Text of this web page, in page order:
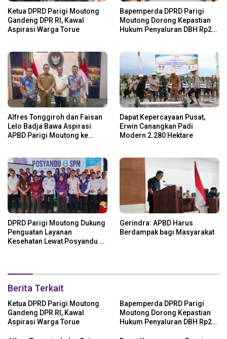
Ketua DPRD Parigi Moutong
Gandeng DPR RI, Kawal
Aspirasi Warga Torue
Bapemperda DPRD Parigi
Moutong Dorong Kepastian
Hukum Penyaluran DBH Rp24
Alfres Tonggiroh dan Faisan
Lelo Badja Bawa Aspirasi
APBD Parigi Moutong ke
Dapat Kepercayaan Pusat,
Erwin Canangkan Padi
Modern 2.280 Hektare
DPRD Parigi Moutong Dukung
Penguatan Layanan
Kesehatan Lewat Posyandu 6
Gerindra: APBD Harus
Berdampak bagi Masyarakat
Berita Terkait
Ketua DPRD Parigi Moutong
Gandeng DPR RI, Kawal
Aspirasi Warga Torue
Bapemperda DPRD Parigi
Moutong Dorong Kepastian
Hukum Penyaluran DBH Rp24